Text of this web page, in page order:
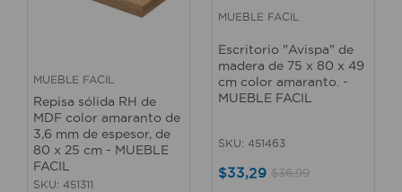
MUEBLE FACIL
Repisa sólida RH de
MDF color amaranto de
3,6 mm de espesor, de
80 x 25 cm - MUEBLE
FACIL
SKU: 451311
MUEBLE FACIL
Escritorio "Avispa" de
madera de 75 x 80 x 49
cm color amaranto. -
MUEBLE FACIL
SKU: 451463
$33,29 $36,99